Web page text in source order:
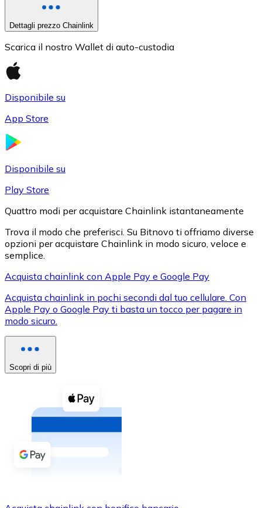
XRP
XRP
Vedi tutto
Buoni cripto
Acquista criptovalute in contanti e altri mezzi di
Acquista con contanti
Bonifico SEPA
Dettagli prezzo Chainlink
Scarica il nostro Wallet di auto-custodia
Disponibile su
App Store
Disponibile su
Play Store
Quattro modi per acquistare Chainlink istantaneamente
Trova il modo che preferisci. Su Bitnovo ti offriamo diverse
opzioni per acquistare Chainlink in modo sicuro, veloce e
semplice.
Acquista chainlink con Apple Pay e Google Pay
Acquista chainlink in pochi secondi dal tuo cellulare. Con
Apple Pay o Google Pay ti basta un tocco per pagare in
modo sicuro.
Scopri di più